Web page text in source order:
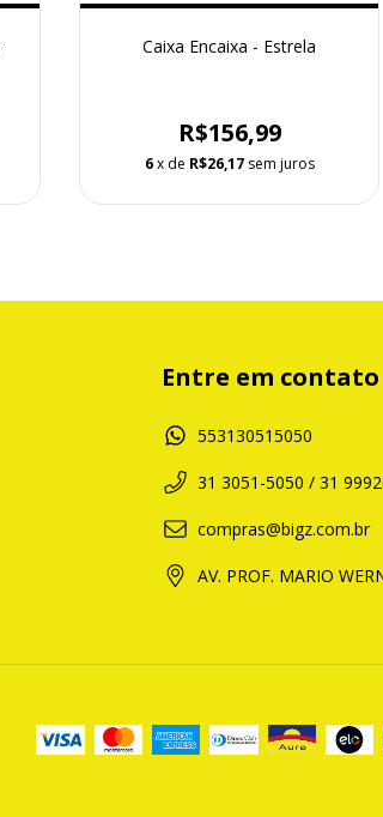
Caixa Encaixa - Estrela
R$156,99
6 x de R$26,17 sem juros
Entre em contato
553130515050
31 3051-5050 / 31
compras@bigz.com.br
AV. PROF. MARIO